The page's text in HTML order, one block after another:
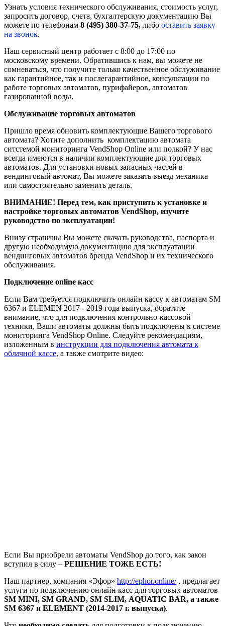
Узнать условия технического обслуживания, стоимость услуг,
запросить договор, счета, бухгалтерскую документацию Вы
можете по телефонам 8 (495) 380-37-75, либо оставить заявку
на звонок.
Наш сервисный центр работает с 8:00 до 17:00 по
московскому времени. Обратившись к нам, вы можете не
сомневаться, что получите только качественное обслуживание
как гарантийное, так и послегарантийное, консультации по
работе торговых автоматов, пурифайеров, автоматов
газированной воды.
Обслуживание торговых автоматов
Пришло время обновить комплектующие Вашего торгового
автомата? Хотите дополнить комплектацию автомата
ситстемой мониторинга VendShop Online или полкой? У нас
всегда имеются в наличии комплектующие для торговых
автоматов. Для установки новых запасных частей в
вендинговый автомат, Вы можете заказать выезд механика
или самостоятельно заменить деталь.
ВНИМАНИЕ! Перед тем, как приступить к установке и
настройке торговых автоматов VendShop, изучите
руководство по эксплуатации!
Внизу страницы Вы можете скачать руководства, паспорта и
другую необходимую документацию для эксплуатации
вендинговых автоматов бренда VendShop и их технического
обслуживания.
Подключение online касс
Если Вам требуется подключить онлайн кассу к автоматам SM
6367 и ELEMEN 2017 - 2019 года выпуска, обратите
внимание, что для подключения контрольно-кассовой
техники, Ваши автоматы должны быть подключены к системе
мониторинга VendShop Online. Следуйте рекомендациям,
изложенным в инструкции для подключения автомата к
облачной кассе, а также смотрите видео:
Если Вы приобрели автоматы VendShop до того, как закон
вступил в силу – РЕШЕНИЕ ТОЖЕ ЕСТЬ!
Наш партнер, компания «Эфор» http://ephor.online/, предлагает
услуги по подключению онлайн касс для торговых автоматов
SM MINI, SM GRAND, SM SLIM, AQUATIC BAR, а также
SM 6367 и ELEMENT (2014-2017 г. выпуска).